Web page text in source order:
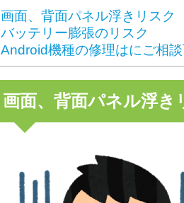
画面、背面パネル浮きリスク
バッテリー膨張のリスク
Android機種の修理はにご相談
画面、背面パネル浮き